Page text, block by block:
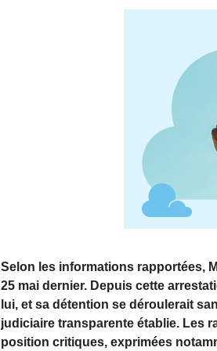
Selon les informations rapportées,
25 mai dernier. Depuis cette
lui, et sa détention se déroulerait
judiciaire transparente établie. Les
position critiques, exprimées